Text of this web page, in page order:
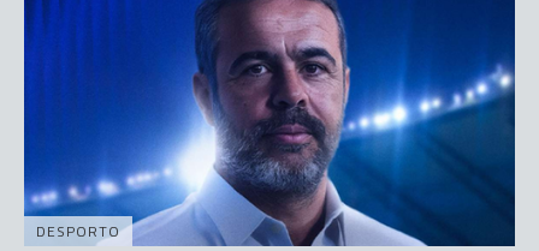
DESPORTO